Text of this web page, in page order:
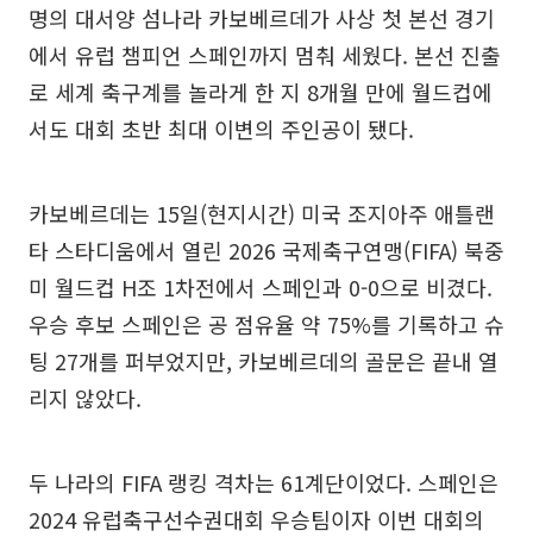
명의 대서양 섬나라 카보베르데가 사상 첫 본선 경기
에서 유럽 챔피언 스페인까지 멈춰 세웠다. 본선 진출
로 세계 축구계를 놀라게 한 지 8개월 만에 월드컵에
서도 대회 초반 최대 이변의 주인공이 됐다.
카보베르데는 15일(현지시간) 미국 조지아주 애틀랜
타 스타디움에서 열린 2026 국제축구연맹(FIFA) 북중
미 월드컵 H조 1차전에서 스페인과 0-0으로 비겼다.
우승 후보 스페인은 공 점유율 약 75%를 기록하고 슈
팅 27개를 퍼부었지만, 카보베르데의 골문은 끝내 열
리지 않았다.
두 나라의 FIFA 랭킹 격차는 61계단이었다. 스페인은
2024 유럽축구선수권대회 우승팀이자 이번 대회의